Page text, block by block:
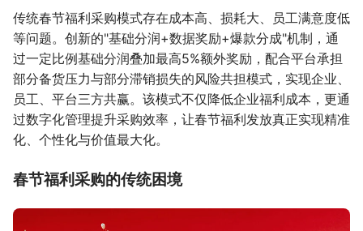
传统春节福利采购模式存在成本高、损耗大、员工满意度低
等问题。创新的"基础分润+数据奖励+爆款分成"机制，通
过一定比例基础分润叠加最高5%额外奖励，配合平台承担
部分备货压力与部分滞销损失的风险共担模式，实现企业、
员工、平台三方共赢。该模式不仅降低企业福利成本，更通
过数字化管理提升采购效率，让春节福利发放真正实现精准
化、个性化与价值最大化。
春节福利采购的传统困境